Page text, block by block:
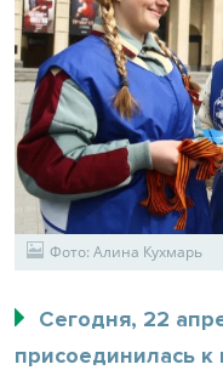
Фото: Алина Кухмарь
Сегодня, 22
присоединилась